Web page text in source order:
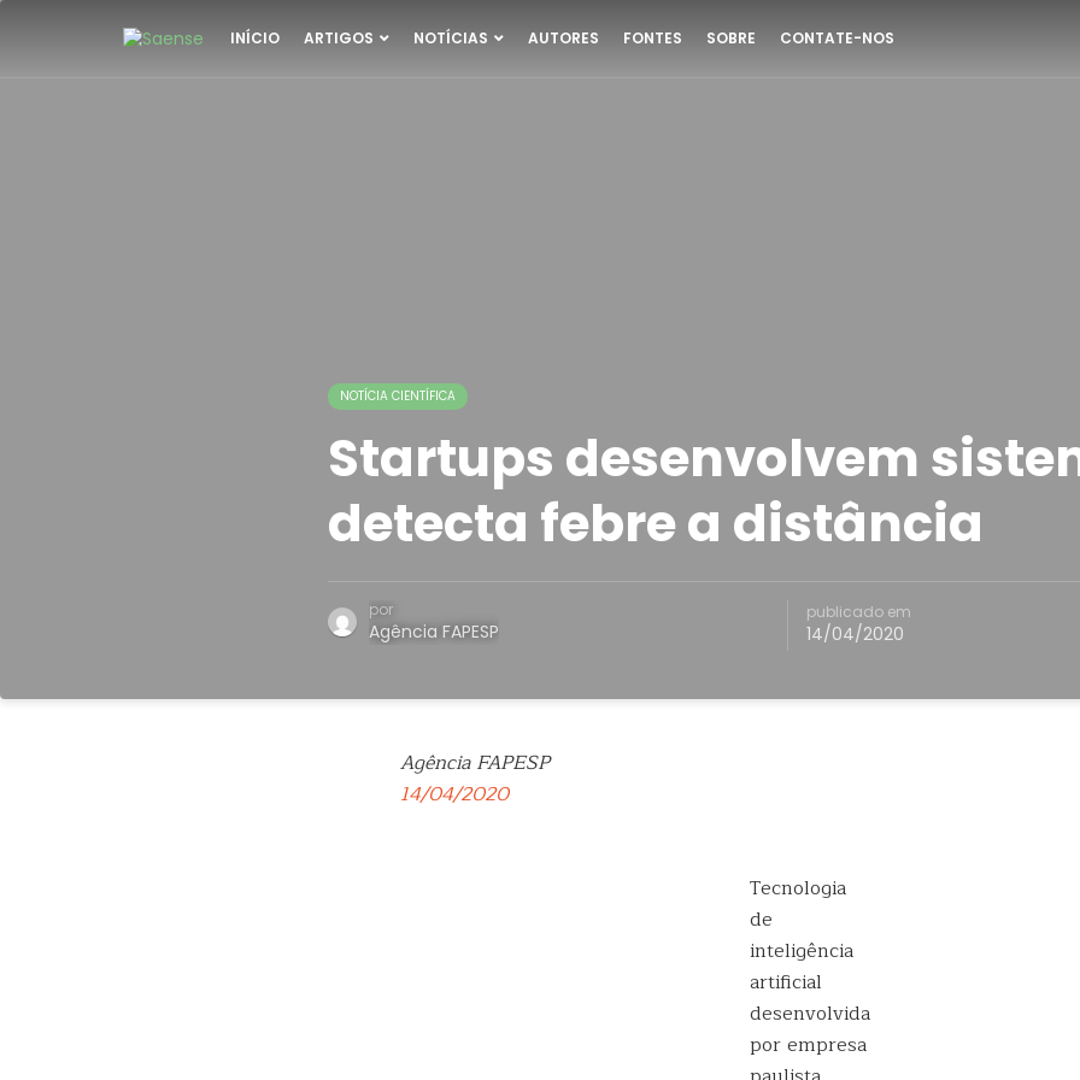
INÍCIO ARTIGOS NOTÍCIAS AUTORES FONTES SOBRE CONTATE-NOS
NOTÍCIA CIENTÍFICA
Startups desenvolvem
detecta febre a distância
por
Agência FAPESP
publicado em
14/04/2020
Agência FAPESP
14/04/2020
Tecnologia
de
inteligência
artificial
desenvolvida
por empresa